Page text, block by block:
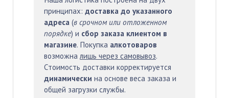
принципах: доставка до указанного
адреса (в срочном или отложенном
порядке) и сбор заказа клиентом в
магазине. Покупка алкотоваров
возможна лишь через самовывоз.
Стоимость доставки корректируется
динамически на основе веса заказа и
общей загрузки службы.